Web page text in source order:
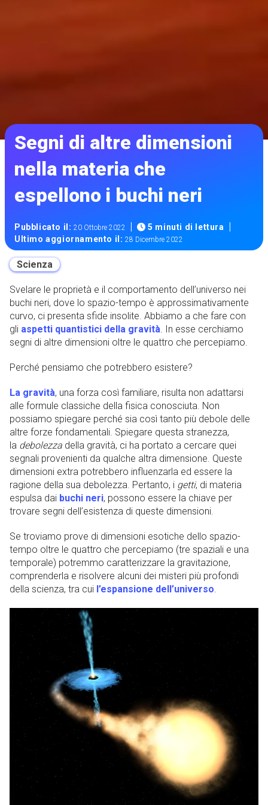
Segni di altre dimensioni
nella materia che
espellono i buchi neri
Pubblicato il:20 Ottobre 2022 | 5 minuti di lettura |
Ultimo aggiornamento il:28 Dicembre 2022
Scienza
Svelare le proprietà e il comportamento dell’universo nei
buchi neri, dove lo spazio-tempo è approssimativamente
curvo, ci presenta sfide insolite. Abbiamo a che fare con
gli aspetti quantistici della gravità . In esse cerchiamo
segni di altre dimensioni oltre le quattro che percepiamo.
Perché pensiamo che potrebbero esistere?
La gravità, una forza così familiare, risulta non adattarsi
alle formule classiche della fisica conosciuta. Non
possiamo spiegare perché sia ​​così tanto più debole delle
altre forze fondamentali. Spiegare questa stranezza,
la debolezza della gravità, ci ha portato a cercare quei
segnali provenienti da qualche altra dimensione. Queste
dimensioni extra potrebbero influenzarla ed essere la
ragione della sua debolezza. Pertanto, i getti, di materia
espulsa dai buchi neri, possono essere la chiave per
trovare segni dell’esistenza di queste dimensioni.
Se troviamo prove di dimensioni esotiche dello spazio-
tempo oltre le quattro che percepiamo (tre spaziali e una
temporale) potremmo caratterizzare la gravitazione,
comprenderla e risolvere alcuni dei misteri più profondi
della scienza, tra cui l’espansione dell’universo